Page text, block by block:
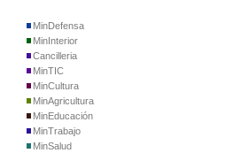
MinDefensa
MinInterior
Cancilleria
MinTIC
MinCultura
MinAgricultura
MinEducación
MinTrabajo
MinSalud